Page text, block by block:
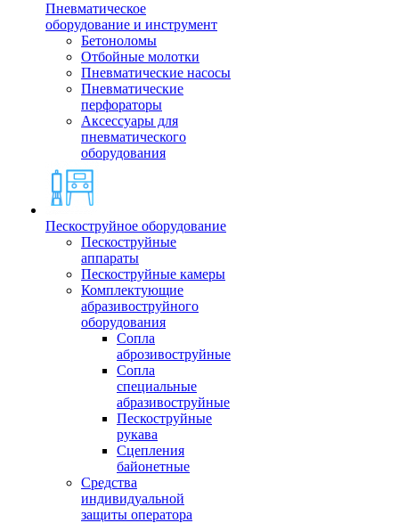
Пневматическое
оборудование и инструмент
Бетоноломы
Отбойные молотки
Пневматические насосы
Пневматические
перфораторы
Аксессуары для
пневматического
оборудования
Пескоструйное оборудование
Пескоструйные
аппараты
Пескоструйные камеры
Комплектующие
абразивоструйного
оборудования
Сопла
аброзивоструйные
Сопла
специальные
абразивоструйные
Пескоструйные
рукава
Сцепления
байонетные
Средства
индивидуальной
защиты оператора